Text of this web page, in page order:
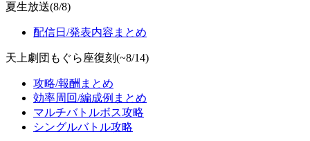
夏生放送(8/8)
配信日/発表内容まとめ
天上劇団もぐら座復刻(~8/14)
攻略/報酬まとめ
効率周回/編成例まとめ
マルチバトルボス攻略
シングルバトル攻略